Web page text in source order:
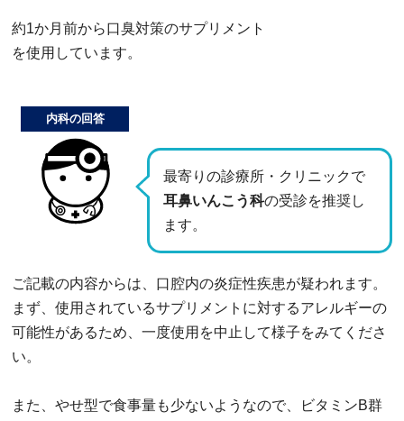
約1か月前から口臭対策のサプリメント
を使用しています。
最寄りの診療所・クリニックで
耳鼻いんこう科の受診を推奨し
ます。
内科の回答
ご記載の内容からは、口腔内の炎症性疾患が疑われます。
まず、使用されているサプリメントに対するアレルギーの
可能性があるため、一度使用を中止して様子をみてくださ
い。
また、やせ型で食事量も少ないようなので、ビタミンB群